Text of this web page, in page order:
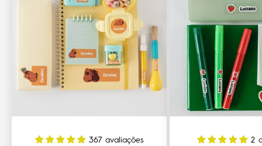
367 avaliações 2